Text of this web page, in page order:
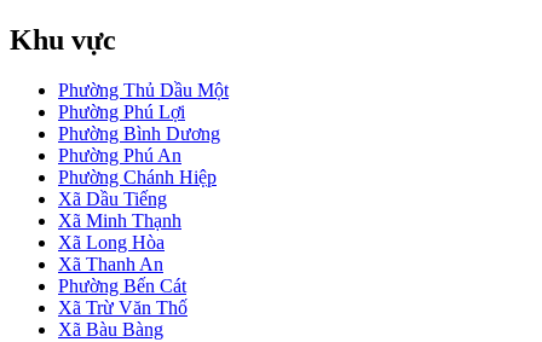
Khu vực
Phường Thủ Dầu Một
Phường Phú Lợi
Phường Bình Dương
Phường Phú An
Phường Chánh Hiệp
Xã Dầu Tiếng
Xã Minh Thạnh
Xã Long Hòa
Xã Thanh An
Phường Bến Cát
Xã Trừ Văn Thố
Xã Bàu Bàng